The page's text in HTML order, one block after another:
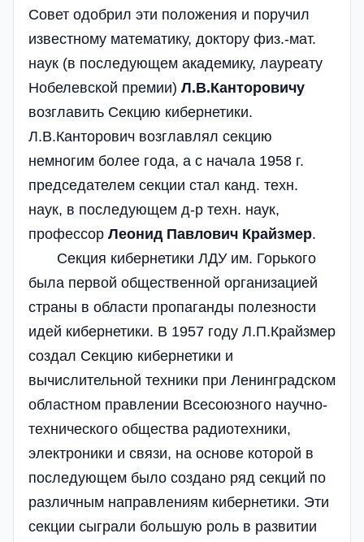
Совет одобрил эти положения и поручил
известному математику, доктору физ.-мат.
наук (в последующем академику, лауреату
Нобелевской премии) Л.В.Канторовичу
возглавить Секцию кибернетики.
Л.В.Канторович возглавлял секцию
немногим более года, а с начала 1958 г.
председателем секции стал канд. техн.
наук, в последующем д-р техн. наук,
профессор Леонид Павлович Крайзмер.
Секция кибернетики ЛДУ им. Горького
была первой общественной организацией
страны в области пропаганды полезности
идей кибернетики. В 1957 году Л.П.Крайзмер
создал Секцию кибернетики и
вычислительной техники при Ленинградском
областном правлении Всесоюзного научно-
технического общества радиотехники,
электроники и связи, на основе которой в
последующем было создано ряд секций по
различным направлениям кибернетики. Эти
секции сыграли большую роль в развитии